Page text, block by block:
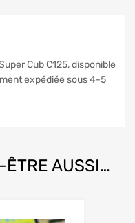
Cub C125, disponible
expédiée sous 4-5
ÊTRE AUSSI…